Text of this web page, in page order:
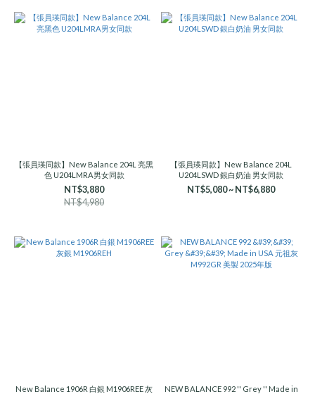
【張員瑛同款】New Balance 204L 亮黑
色 U204LMRA男女同款
NT$3,880
NT$4,980
【張員瑛同款】New Balance 204L
U204LSWD 銀白奶油 男女同款
NT$5,080 ~ NT$6,880
New Balance 1906R 白銀 M1906REE 灰
NEW BALANCE 992 '' Grey '' Made in